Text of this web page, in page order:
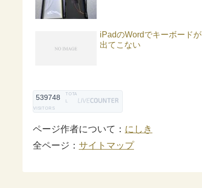
iPadのWordでキーボードが
出てこない
539748
TOTA
L
VISITORS
ページ作者について： にしき
全ページ： サイトマップ